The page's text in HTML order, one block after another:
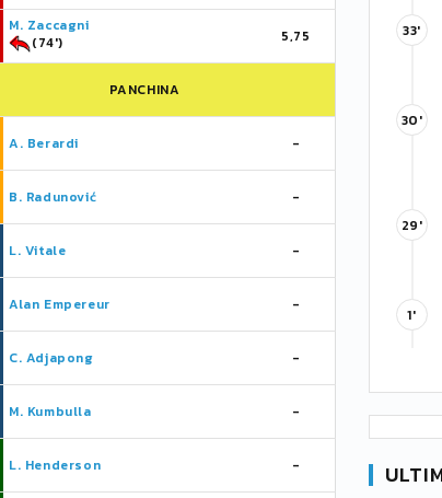
M. Zaccagni
(74')
5,75
PANCHINA
A. Berardi -
B. Radunović -
L. Vitale -
Alan Empereur -
C. Adjapong -
M. Kumbulla -
L. Henderson -
33'
30'
29'
1'